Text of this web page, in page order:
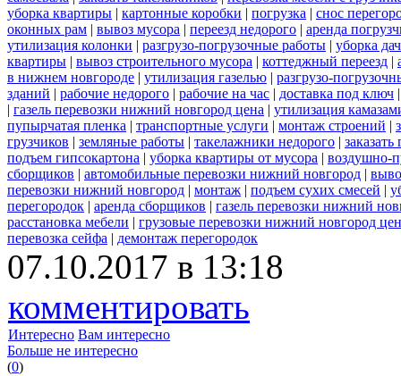
уборка квартиры | картонные коробки | погрузка | снос
оконных рам | вывоз мусора | переезд недорого | аренда
утилизация колонки | разгрузо-погрузочные работы | уборка
квартиры | вывоз строительного мусора | коттеджный переезд |
в нижнем новгороде | утилизация газелью | разгрузо-
зданий | рабочие недорого | рабочие на час | доставка под ключ
| газель перевозки нижний новгород цена | утилизация
пупырчатая пленка | транспортные услуги | монтаж строений |
грузчиков | земляные работы | такелажники недорого |
подъем гипсокартона | уборка квартиры от мусора | воздушно-
сборщиков | автомобильные перевозки нижний новгород |
перевозки нижний новгород | монтаж | подъем сухих смесей |
перегородок | аренда сборщиков | газель перевозки нижний
расстановка мебели | грузовые перевозки нижний новгород
перевозка сейфа | демонтаж перегородок
07.10.2017 в 13:18
комментировать
Интересно Вам интересно
Больше не интересно
(0)